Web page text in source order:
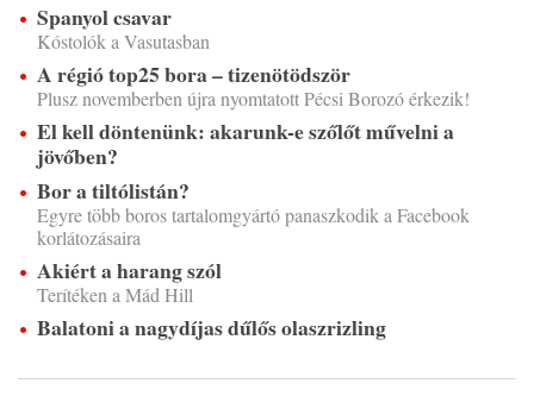
Spanyol csavar
Kóstolók a Vasutasban
A régió top25 bora – tizenötödször
Plusz novemberben újra nyomtatott Pécsi Borozó érkezik!
El kell döntenünk: akarunk-e szőlőt művelni a
jövőben?
Bor a tiltólistán?
Egyre több boros tartalomgyártó panaszkodik a Facebook
korlátozásaira
Akiért a harang szól
Terítéken a Mád Hill
Balatoni a nagydíjas dűlős olaszrizling